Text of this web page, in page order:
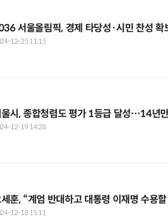
서울올림픽, 경제 타당성·시민 찬성
12-25 11:15
시, 종합청렴도 평가 1등급 달성…14년
12-19 14:28
훈, “계엄 반대하고 대통령 이재명 수용
12-18 15:11